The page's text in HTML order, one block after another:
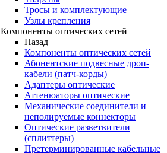
Тросы и комплектующие
Узлы крепления
Компоненты оптических сетей
Назад
Компоненты оптических сетей
Абонентские подвесные дроп-
кабели (патч-корды)
Адаптеры оптические
Аттенюаторы оптические
Механические соединители и
неполируемые коннекторы
Оптические разветвители
(сплиттеры)
Претерминированные кабельные